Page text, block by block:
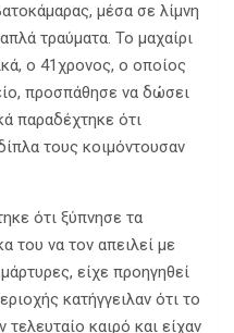
μέσα σε λίμνη
τραύματα. Το μαχαίρι
ο 41χρονος, ο οποίος
προσπάθησε να δώσει
παραδέχτηκε ότι
τους κοιμόντουσαν
ότι ξύπνησε τα
του να τον απειλεί με
είχε προηγηθεί
κατήγγειλαν ότι το
καιρό και είχαν